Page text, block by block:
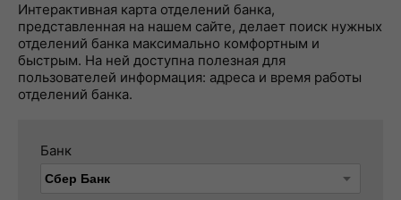
Интерактивная карта отделений банка,
представленная на нашем сайте, делает поиск нужных
отделений банка максимально комфортным и
быстрым. На ней доступна полезная для
пользователей информация: адреса и время работы
отделений банка.
Банк